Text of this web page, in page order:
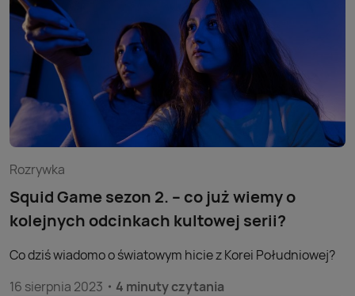
Rozrywka
Squid Game sezon 2. – co już wiemy o
kolejnych odcinkach kultowej serii?
Co dziś wiadomo o światowym hicie z Korei Południowej?
16 sierpnia 2023
4 minuty czytania